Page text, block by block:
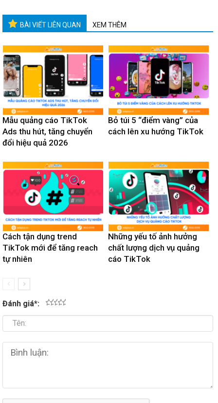
BÀI VIẾT LIÊN QUAN XEM THÊM
Mẫu quảng cáo TikTok
Ads thu hút, tăng chuyển
đổi hiệu quả 2026
Bỏ túi 5 “điểm vàng” của
cách lên xu hướng TikTok
Cách tận dụng trend
TikTok mới để tăng reach
tự nhiên
Những yếu tố ảnh hưởng
chất lượng dịch vụ quảng
cáo TikTok
Đánh giá*: